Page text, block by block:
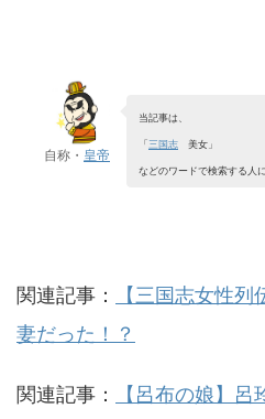
自称・ 皇帝
当記事は、
「三国志 美女」
などのワードで検索する人
関連記事：
【三国志女性
妻だった！？
関連記事： 【呂布の娘】